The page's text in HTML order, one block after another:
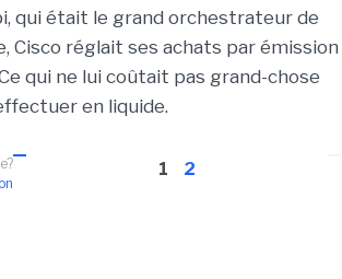
qui était le grand orchestrateur de
Cisco réglait ses achats par émission
qui ne lui coûtait pas grand-chose
en liquide.
1 2